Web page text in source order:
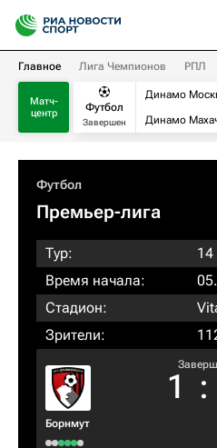
Главное Лига Чемпионов РПЛ
Матч-
центр
Футбол
Завершен
Динамо
Динамо
Футбол
Премьер-лига
Тур:
14
Время начала:
Стадион:
Зрители:
Борнмут
1 :